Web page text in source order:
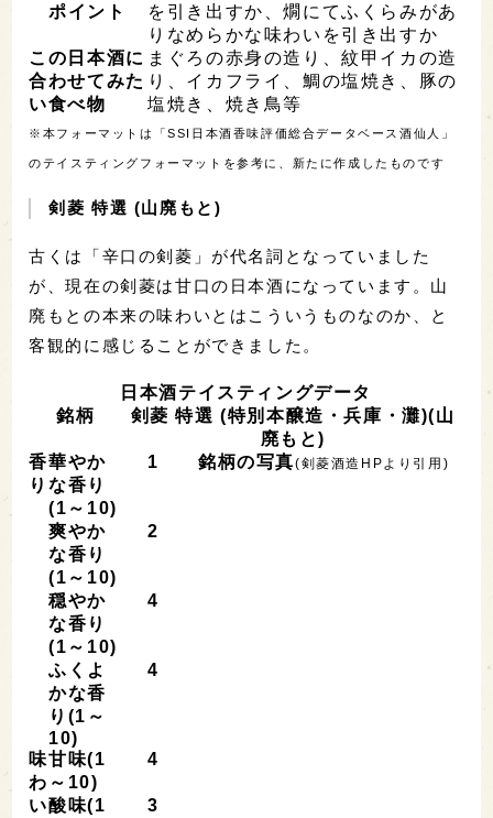
ポイント
を引き出すか、燗にてふくらみがあ
りなめらかな味わいを引き出すか
この日本酒に
合わせてみた
い食べ物
まぐろの赤身の造り、紋甲イカの造
り、イカフライ、鯛の塩焼き、豚の
塩焼き、焼き鳥等
※本フォーマットは「SSI日本酒香味評価総合データベース酒仙人」
のテイスティングフォーマットを参考に、新たに作成したものです
剣菱 特選 (山廃もと)
古くは「辛口の剣菱」が代名詞となっていました
が、現在の剣菱は甘口の日本酒になっています。山
廃もとの本来の味わいとはこういうものなのか、と
客観的に感じることができました。
日本酒テイスティングデータ
銘柄
剣菱 特選 (特別本醸造・兵庫・灘)(山
廃もと)
香
り
華やか
な香り
(1～10)
1 銘柄の写真(剣菱酒造HPより引用)
爽やか
な香り
(1～10)
2
穏やか
な香り
(1～10)
4
ふくよ
かな香
り(1～
10)
4
味
わ
い
甘味(1
～10)
4
酸味(1
3